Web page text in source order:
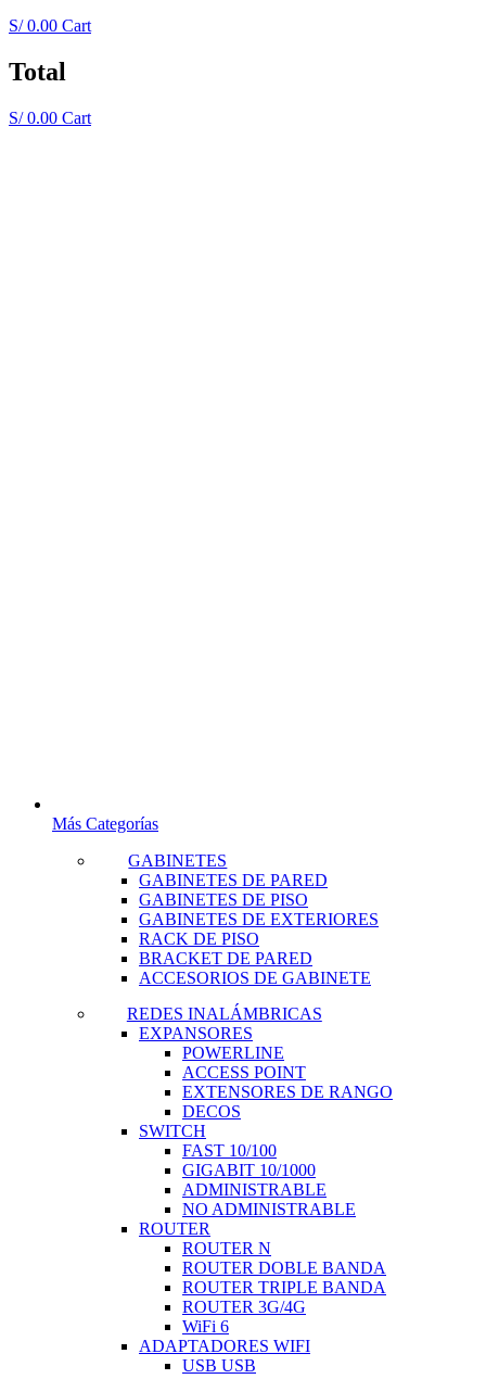
S/0.00 Cart
Total
S/0.00 Cart
Más Categorías
GABINETES
GABINETES DE PARED
GABINETES DE PISO
GABINETES DE EXTERIORES
RACK DE PISO
BRACKET DE PARED
ACCESORIOS DE GABINETE
REDES INALÁMBRICAS
EXPANSORES
POWERLINE
ACCESS POINT
EXTENSORES DE RANGO
DECOS
SWITCH
FAST 10/100
GIGABIT 10/1000
ADMINISTRABLE
NO ADMINISTRABLE
ROUTER
ROUTER N
ROUTER DOBLE BANDA
ROUTER TRIPLE BANDA
ROUTER 3G/4G
WiFi 6
ADAPTADORES WIFI
USB USB